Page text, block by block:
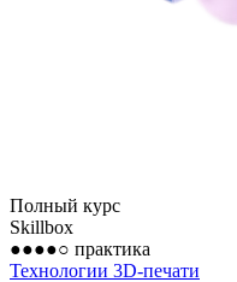
Полный курс
Skillbox
●●●●○ практика
Технологии 3D-печати